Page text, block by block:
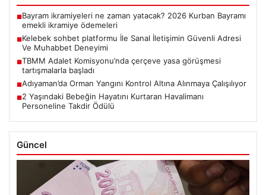
■Bayram ikramiyeleri ne zaman yatacak? 2026 Kurban Bayramı
emekli ikramiye ödemeleri
■Kelebek sohbet platformu İle Sanal İletişimin Güvenli Adresi
Ve Muhabbet Deneyimi
■TBMM Adalet Komisyonu’nda çerçeve yasa görüşmesi
tartışmalarla başladı
■Adıyaman’da Orman Yangını Kontrol Altına Alınmaya Çalışılıyor
■2 Yaşındaki Bebeğin Hayatını Kurtaran Havalimanı
Personeline Takdir Ödülü
Güncel